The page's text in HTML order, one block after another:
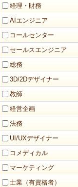
経理・財務
AIエンジニア
コールセンター
セールスエンジニア
総務
3D/2Dデザイナー
教師
経営企画
法務
UI/UXデザイナー
コメディカル
マーケティング
士業（有資格者）